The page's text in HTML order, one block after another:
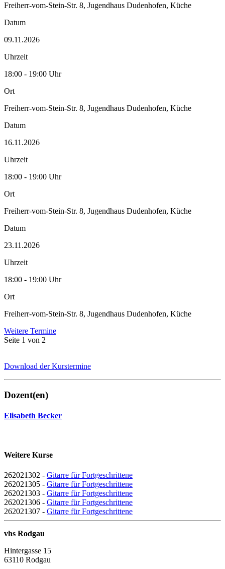
Freiherr-vom-Stein-Str. 8, Jugendhaus Dudenhofen, Küche
Datum
09.11.2026
Uhrzeit
18:00 - 19:00 Uhr
Ort
Freiherr-vom-Stein-Str. 8, Jugendhaus Dudenhofen, Küche
Datum
16.11.2026
Uhrzeit
18:00 - 19:00 Uhr
Ort
Freiherr-vom-Stein-Str. 8, Jugendhaus Dudenhofen, Küche
Datum
23.11.2026
Uhrzeit
18:00 - 19:00 Uhr
Ort
Freiherr-vom-Stein-Str. 8, Jugendhaus Dudenhofen, Küche
Weitere Termine
Seite 1 von 2
Download der Kurstermine
Dozent(en)
Elisabeth Becker
Weitere Kurse
262021302 - Gitarre für Fortgeschrittene
262021305 - Gitarre für Fortgeschrittene
262021303 - Gitarre für Fortgeschrittene
262021306 - Gitarre für Fortgeschrittene
262021307 - Gitarre für Fortgeschrittene
vhs Rodgau
Hintergasse 15
63110 Rodgau